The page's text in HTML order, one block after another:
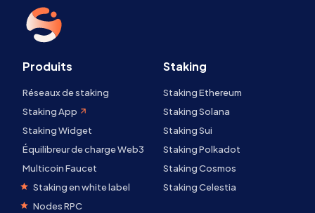
Produits
Réseaux de staking
Staking App
Staking Widget
Équilibreur de charge Web3
Multicoin Faucet
Staking en white label
Nodes RPC
Staking
Staking Ethereum
Staking Solana
Staking Sui
Staking Polkadot
Staking Cosmos
Staking Celestia